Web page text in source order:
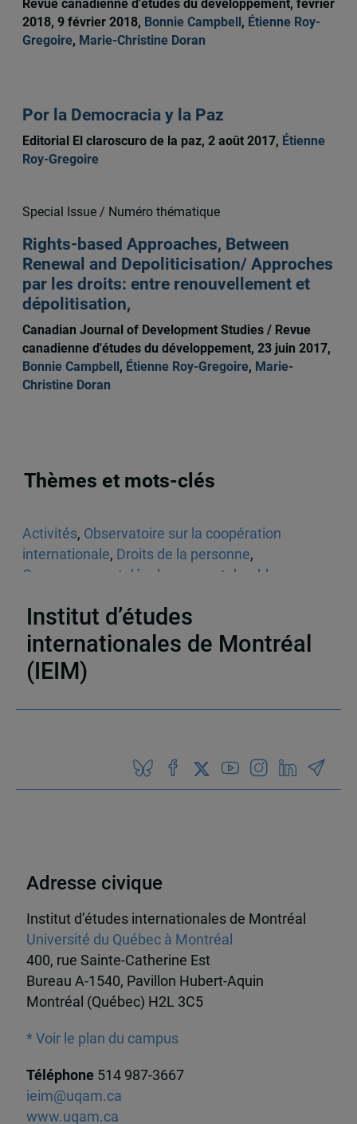
Revue canadienne d'études du développement, février
2018, 9 février 2018, Bonnie Campbell , Étienne Roy-
Gregoire, Marie-Christine Doran
Por la Democracia y la Paz
Editorial El claroscuro de la paz, 2 août 2017, Étienne
Roy-Gregoire
Special Issue / Numéro thématique
Rights-based Approaches, Between
Renewal and Depoliticisation/ Approches
par les droits: entre renouvellement et
dépolitisation,
Canadian Journal of Development Studies / Revue
canadienne d'études du développement, 23 juin 2017,
Bonnie Campbell , Étienne Roy-Gregoire, Marie-
Christine Doran
Thèmes et mots-clés
Activités, Observatoire sur la coopération
internationale, Droits de la personne,
Gouvernance et développement durable
Institut d’études
internationales de Montréal
(IEIM)
Adresse civique
Institut d’études internationales de Montréal
Université du Québec à Montréal
400, rue Sainte-Catherine Est
Bureau A-1540, Pavillon Hubert-Aquin
Montréal (Québec) H2L 3C5
* Voir le plan du campus
Téléphone 514 987-3667
ieim@uqam.ca
www.uqam.ca